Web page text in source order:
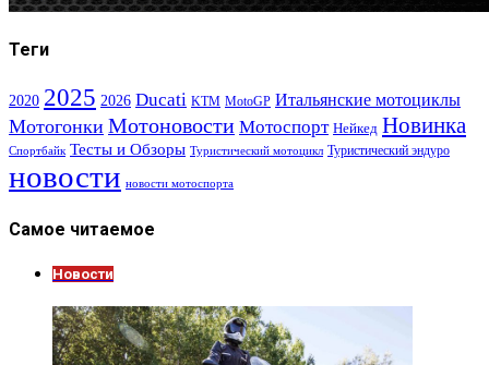
Теги
2020 2025 2026 Ducati KTM MotoGP Итальянские мотоциклы
Мотогонки Мотоновости Мотоспорт Нейкед Новинка
Спортбайк Тесты и Обзоры Туристический мотоцикл Туристический эндуро
новости новости мотоспорта
Самое читаемое
Новости